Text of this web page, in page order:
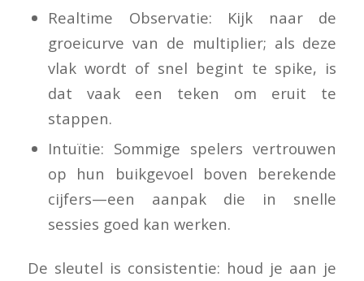
Realtime Observatie: Kijk naar de
groeicurve van de multiplier; als deze
vlak wordt of snel begint te spike, is
dat vaak een teken om eruit te
stappen.
Intuïtie: Sommige spelers vertrouwen
op hun buikgevoel boven berekende
cijfers—een aanpak die in snelle
sessies goed kan werken.
De sleutel is consistentie: houd je aan je